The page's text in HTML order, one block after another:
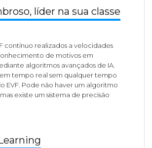
líder na sua classe
contínuo realizados a velocidades
de motivos em
algoritmos avançados de IA.
em tempo real sem qualquer tempo
EVF. Pode não haver um algoritmo
existe um sistema de precisão